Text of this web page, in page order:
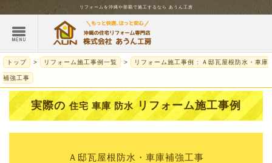
リフォームを 沖縄や那覇で施工するなら あうん工房
トップ リフォーム施工事例一覧 リフォーム施工事例 : Ａ邸瓦屋根防水・車庫
補強工事
実際の 住宅 車庫 防水リフォーム施工事例
Ａ邸瓦屋根防水・車庫補強工事